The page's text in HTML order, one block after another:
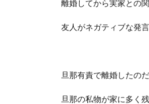
離婚してから実家との
友人がネガティブな発
旦那有責で離婚したのだ
旦那の私物が家に多く